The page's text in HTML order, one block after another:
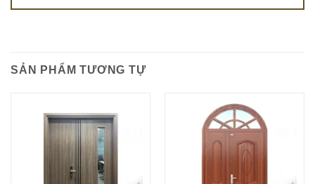
SẢN PHẨM TƯƠNG TỰ